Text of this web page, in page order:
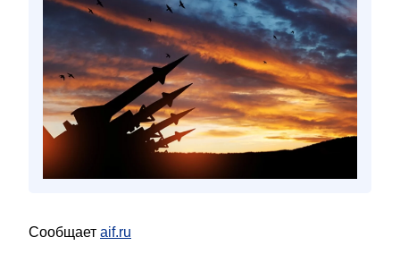
Сообщает aif.ru